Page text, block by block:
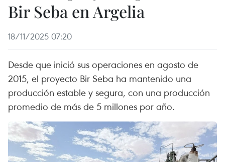
Bir Seba en Argelia
18/11/2025 07:20
Desde que inició sus operaciones en agosto de
2015, el proyecto Bir Seba ha mantenido una
producción estable y segura, con una producción
promedio de más de 5 millones por año.